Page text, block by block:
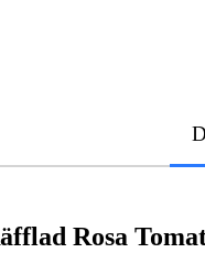
Rosa